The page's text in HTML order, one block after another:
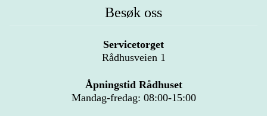
Besøk oss
Servicetorget
Rådhusveien 1
Åpningstid Rådhuset
Mandag-fredag: 08:00-15:00